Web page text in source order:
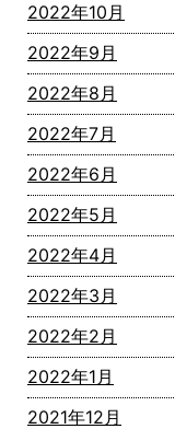
2022年10月
2022年9月
2022年8月
2022年7月
2022年6月
2022年5月
2022年4月
2022年3月
2022年2月
2022年1月
2021年12月